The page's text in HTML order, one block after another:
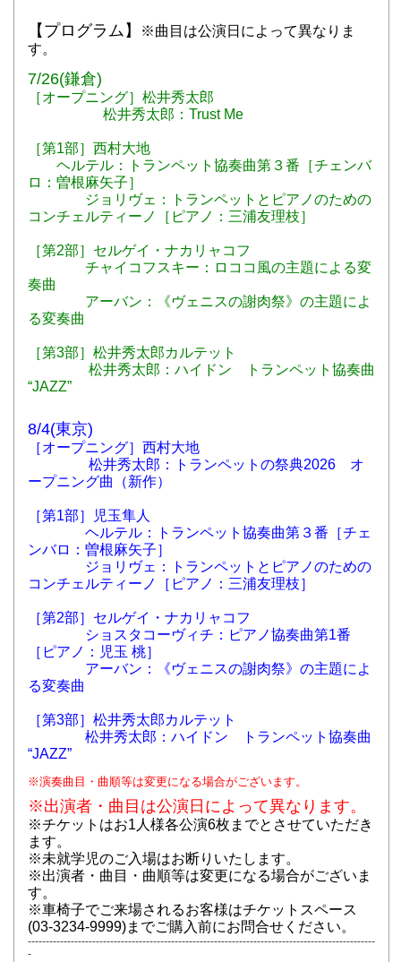
【プログラム】
※曲目は公演日によって異なりま
す。
7/26(鎌倉)
［オープニング］松井秀太郎
松井秀太郎：Trust Me
［第1部］西村大地
ヘルテル：トランペット協奏曲第３番［チェンバ
ロ：曽根麻矢子］
ジョリヴェ：トランペットとピアノのための
コンチェルティーノ［ピアノ：三浦友理枝］
［第2部］セルゲイ・ナカリャコフ
チャイコフスキー：ロココ風の主題による変
奏曲
アーバン：《ヴェニスの謝肉祭》の主題によ
る変奏曲
［第3部］松井秀太郎カルテット
松井秀太郎：ハイドン トランペット協奏曲
“JAZZ”
8/4(東京)
［オープニング］西村大地
松井秀太郎：トランペットの祭典2026 オ
ープニング曲（新作）
［第1部］児玉隼人
ヘルテル：トランペット協奏曲第３番［チェ
ンバロ：曽根麻矢子］
ジョリヴェ：トランペットとピアノのための
コンチェルティーノ［ピアノ：三浦友理枝］
［第2部］セルゲイ・ナカリャコフ
ショスタコーヴィチ：ピアノ協奏曲第1番
［ピアノ：児玉 桃］
アーバン：《ヴェニスの謝肉祭》の主題によ
る変奏曲
［第3部］松井秀太郎カルテット
松井秀太郎：ハイドン トランペット協奏曲
“JAZZ”
※演奏曲目・曲順等は変更になる場合がございます。
※出演者・曲目は公演日によって異なります。
※チケットはお1人様各公演6枚までとさせていただき
ます。
※未就学児のご入場はお断りいたします。
※出演者・曲目・曲順等は変更になる場合がございま
す。
※車椅子でご来場されるお客様はチケットスペース
(03-3234-9999)までご購入前にお問合せください。
-------------------------------------------------------------------------------------------------
-